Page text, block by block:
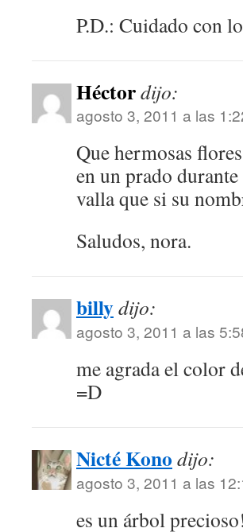
P.D.: Cuidado con
Héctordijo:
agosto 3, 2011 a las
Que hermosas
en un prado
valla que si su
Saludos, nora.
billydijo:
agosto 3, 2011 a las
me agrada el color
=D
Nicté Kono dijo:
agosto 3, 2011 a las
es un árbol precioso!